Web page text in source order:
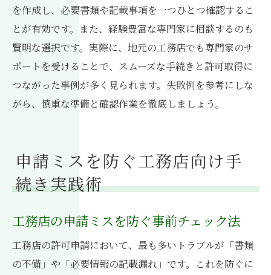
を作成し、必要書類や記載事項を一つひとつ確認するこ
とが有効です。また、経験豊富な専門家に相談するのも
賢明な選択です。実際に、地元の工務店でも専門家のサ
ポートを受けることで、スムーズな手続きと許可取得に
つながった事例が多く見られます。失敗例を参考にしな
がら、慎重な準備と確認作業を徹底しましょう。
申請ミスを防ぐ工務店向け手
続き実践術
工務店の申請ミスを防ぐ事前チェック法
工務店の許可申請において、最も多いトラブルが「書類
の不備」や「必要情報の記載漏れ」です。これを防ぐに